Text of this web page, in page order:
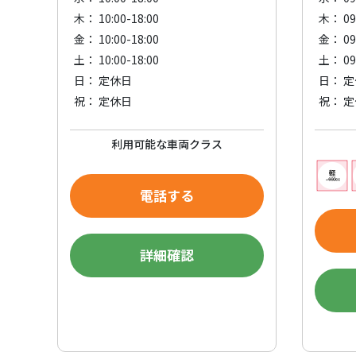
木： 10:00-18:00
金： 10:00-18:00
土： 10:00-18:00
日： 定休日
祝： 定休日
利用可能な車両クラス
電話する
詳細確認
木：
金：
土：
日：
祝：